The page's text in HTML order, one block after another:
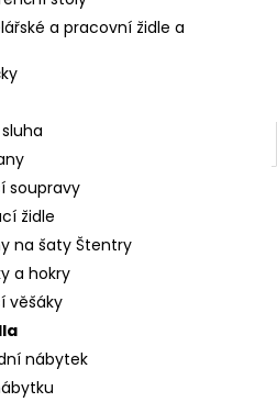
a pracovní židle a
soupravy
židle
na šaty Štentry
a hokry
věšáky
nábytek